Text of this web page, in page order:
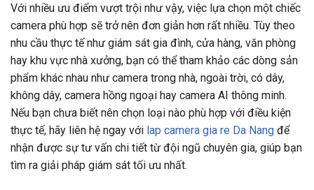
Với nhiều ưu điểm vượt trội như vậy, việc lựa chọn một chiếc
camera phù hợp sẽ trở nên đơn giản hơn rất nhiều. Tùy theo
nhu cầu thực tế như giám sát gia đình, cửa hàng, văn phòng
hay khu vực nhà xưởng, bạn có thể tham khảo các dòng sản
phẩm khác nhau như camera trong nhà, ngoài trời, có dây,
không dây, camera hồng ngoại hay camera AI thông minh.
Nếu bạn chưa biết nên chọn loại nào phù hợp với điều kiện
thực tế, hãy liên hệ ngay với lap camera gia re Da Nang để
nhận được sự tư vấn chi tiết từ đội ngũ chuyên gia, giúp bạn
tìm ra giải pháp giám sát tối ưu nhất.